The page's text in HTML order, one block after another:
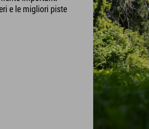
e le migliori piste